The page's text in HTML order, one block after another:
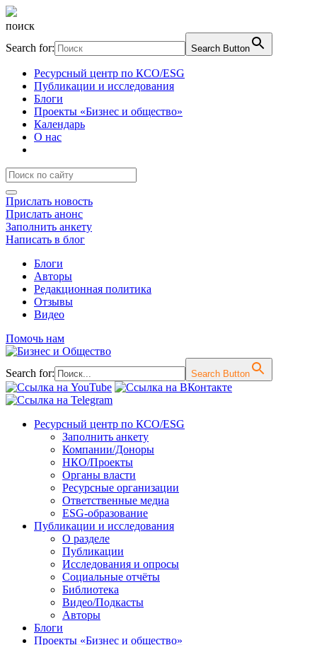
поиск
Search for:
Search Button
Ресурсный центр по КСО/ESG
Публикации и исследования
Блоги
Проекты «Бизнес и общество»
Календарь
О нас
Прислать новость
Прислать анонс
Заполнить анкету
Написать в блог
Блоги
Авторы
Редакционная политика
Отзывы
Видео
Помочь нам
Search for: Search Button
Перейти
содержимому
Ресурсный центр по КСО/ESG
Заполнить анкету
Компании/Доноры
НКО/Проекты
Органы власти
Ресурсные организации
Ответственные медиа
ESG-образование
Публикации и исследования
О разделе
Публикации
Исследования и опросы
Социальные отчёты
Библиотека
Видео/Подкасты
Авторы
Блоги
Проекты «Бизнес и общество»